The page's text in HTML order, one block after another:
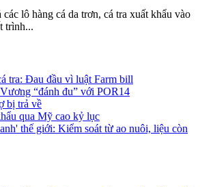
lô hàng cá da trơn, cá tra xuất khẩu vào
trình...
tra: Đau đầu vì luật Farm bill
“đánh đu” với POR14
bị trả về
qua Mỹ cao kỷ lục
thế giới: Kiểm soát từ ao nuôi, liệu còn